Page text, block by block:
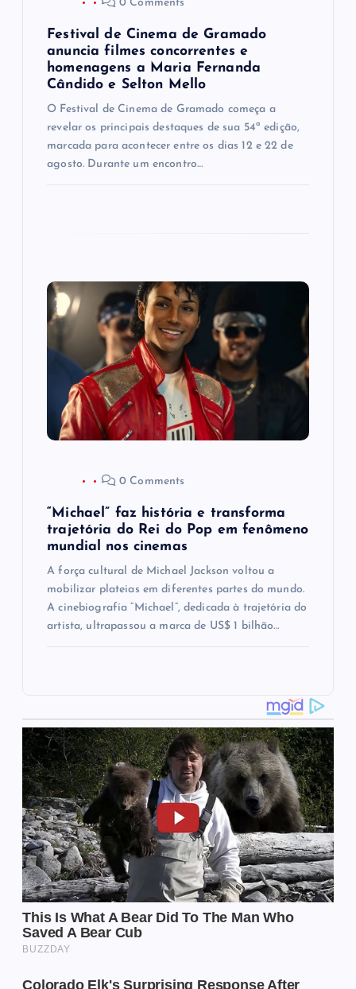
0 Comments
Festival de Cinema de Gramado
anuncia filmes concorrentes e
homenagens a Maria Fernanda
Cândido e Selton Mello
O Festival de Cinema de Gramado começa a
revelar os principais destaques de sua 54ª edição,
marcada para acontecer entre os dias 12 e 22 de
agosto. Durante um encontro…
0 Comments
“Michael” faz história e transforma
trajetória do Rei do Pop em fenômeno
mundial nos cinemas
A força cultural de Michael Jackson voltou a
mobilizar plateias em diferentes partes do mundo.
A cinebiografia “Michael”, dedicada à trajetória do
artista, ultrapassou a marca de US$ 1 bilhão…